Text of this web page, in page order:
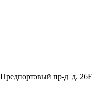
Предпортовый пр-д, д. 26Е